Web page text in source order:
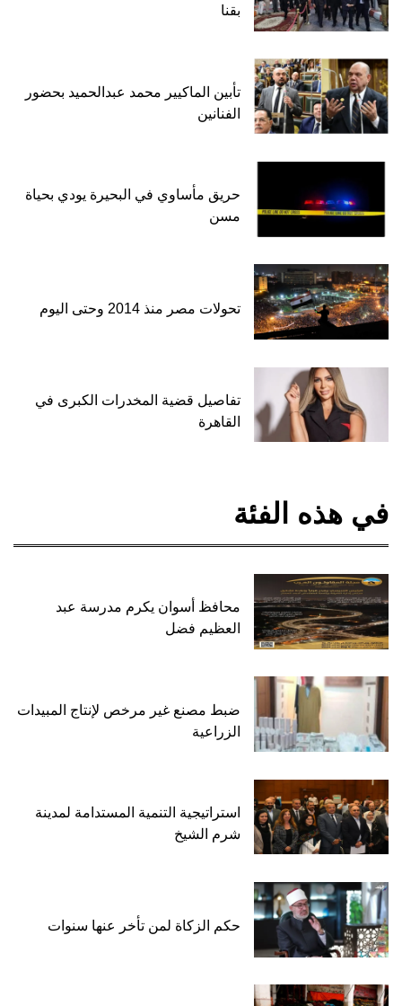
بقنا
تأبين الماكيير محمد عبدالحميد بحضور
الفنانين
حريق مأساوي في البحيرة يودي بحياة
مسن
تحولات مصر منذ 2014 وحتى اليوم
تفاصيل قضية المخدرات الكبرى في
القاهرة
في هذه الفئة
محافظ أسوان يكرم مدرسة عبد
العظيم فضل
ضبط مصنع غير مرخص لإنتاج المبيدات
الزراعية
استراتيجية التنمية المستدامة لمدينة
شرم الشيخ
حكم الزكاة لمن تأخر عنها سنوات